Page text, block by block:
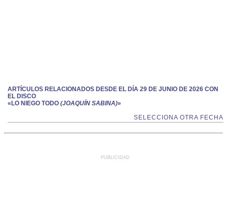
ARTÍCULOS RELACIONADOS DESDE EL DÍA 29 DE JUNIO DE 2026 CON
EL DISCO
«LO NIEGO TODO (JOAQUÍN SABINA)»
SELECCIONA OTRA FECHA
PUBLICIDAD